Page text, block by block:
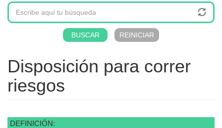
Disposición para correr
riesgos
DEFINICIÓN: